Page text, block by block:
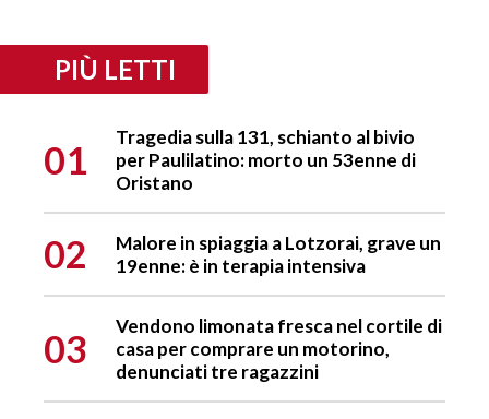
PIÙ LETTI
01
Tragedia sulla 131, schianto al bivio
per Paulilatino: morto un 53enne di
Oristano
02
Malore in spiaggia a Lotzorai, grave un
19enne: è in terapia intensiva
03
Vendono limonata fresca nel cortile di
casa per comprare un motorino,
denunciati tre ragazzini